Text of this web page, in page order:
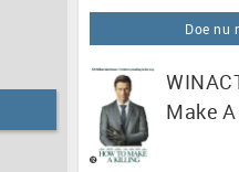
Doe nu
Make